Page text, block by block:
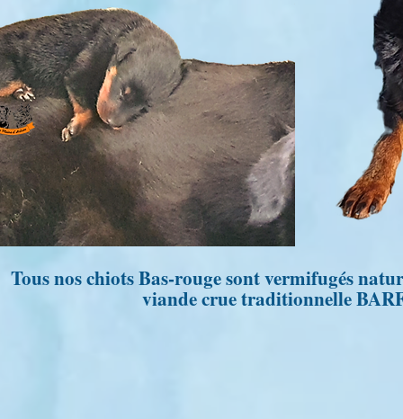
Tous nos chiots Bas-rouge sont vermifugés
viande crue traditionnelle